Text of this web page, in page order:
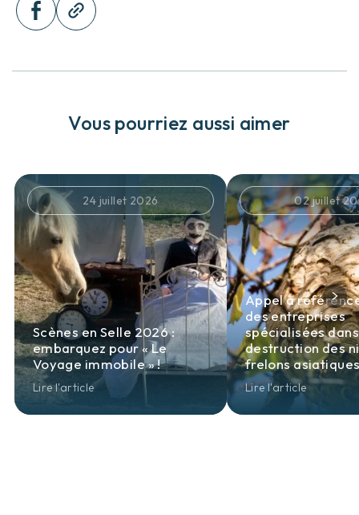
Vous pourriez aussi aimer
24 juillet 2026
Scènes en Selle 2026 :
embarquez pour « Le
Voyage immobile » !
Lire l'article
02 juillet
Appel à
des entreprises
spécialisées
destruction des
frelons
Lire l'article